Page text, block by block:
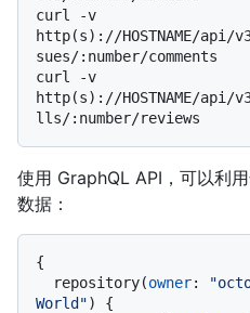
curl -v
http(s)://HOSTNAME/
sues/:number/comments
curl -v
http(s)://HOSTNAME/api/
使用 GraphQL API，可以利
数据：
{
  repository
(owner:
World")
{